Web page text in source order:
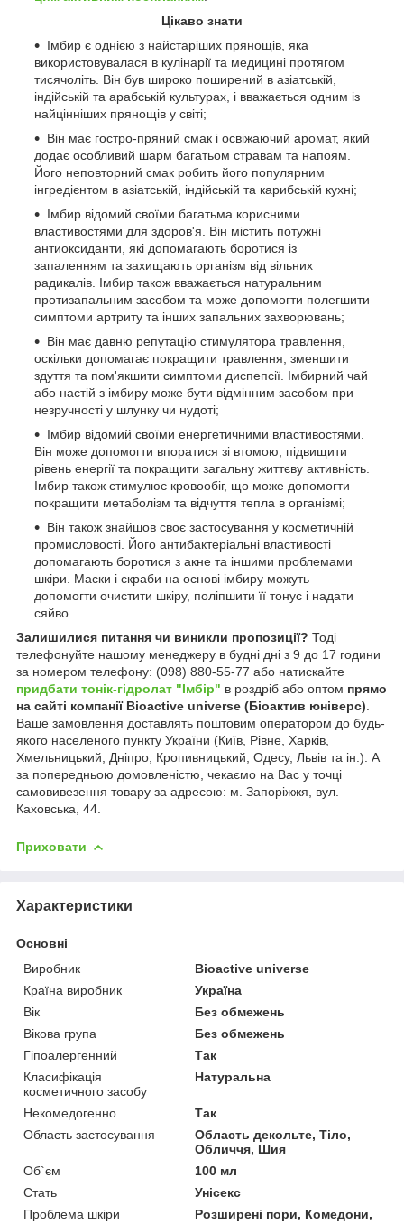
Цікаво знати
Імбир є однією з найстаріших прянощів, яка
використовувалася в кулінарії та медицині протягом
тисячоліть. Він був широко поширений в азіатській,
індійській та арабській культурах, і вважається одним із
найцінніших прянощів у світі;
Він має гостро-пряний смак і освіжаючий аромат, який
додає особливий шарм багатьом стравам та напоям.
Його неповторний смак робить його популярним
інгредієнтом в азіатській, індійській та карибській кухні;
Імбир відомий своїми багатьма корисними
властивостями для здоров'я. Він містить потужні
антиоксиданти, які допомагають боротися із
запаленням та захищають організм від вільних
радикалів. Імбир також вважається натуральним
протизапальним засобом та може допомогти полегшити
симптоми артриту та інших запальних захворювань;
Він має давню репутацію стимулятора травлення,
оскільки допомагає покращити травлення, зменшити
здуття та пом'якшити симптоми диспепсії. Імбирний чай
або настій з імбиру може бути відмінним засобом при
незручності у шлунку чи нудоті;
Імбир відомий своїми енергетичними властивостями.
Він може допомогти впоратися зі втомою, підвищити
рівень енергії та покращити загальну життєву активність.
Імбир також стимулює кровообіг, що може допомогти
покращити метаболізм та відчуття тепла в організмі;
Він також знайшов своє застосування у косметичній
промисловості. Його антибактеріальні властивості
допомагають боротися з акне та іншими проблемами
шкіри. Маски і скраби на основі імбиру можуть
допомогти очистити шкіру, поліпшити її тонус і надати
сяйво.
Залишилися питання чи виникли пропозиції? Тоді
телефонуйте нашому менеджеру в будні дні з 9 до 17 години
за номером телефону: (098) 880-55-77 або натискайте
придбати тонік-гідролат "Імбір" в роздріб або оптом прямо
на сайті компанії Bioactive universe (Біоактив юніверс)
Ваше замовлення доставлять поштовим оператором до будь-
якого населеного пункту України (Київ, Рівне, Харків,
Хмельницький, Дніпро, Кропивницький, Одесу, Львів та ін.). А
за попередньою домовленістю, чекаємо на Вас у точці
самовивезення товару за адресою: м. Запоріжжя, вул.
Каховська, 44.
Приховати
Характеристики
Основні
Виробник
Bioactive universe
Країна виробник
Україна
Вік
Без обмежень
Вікова група
Без обмежень
Гіпоалергенний
Так
Класифікація
косметичного засобу
Натуральна
Некомедогенно
Так
Область застосування
Область декольте, Тіло,
Обличчя, Шия
Об`єм
100 мл
Стать
Унісекс
Проблема шкіри
Розширені пори, Комедони,